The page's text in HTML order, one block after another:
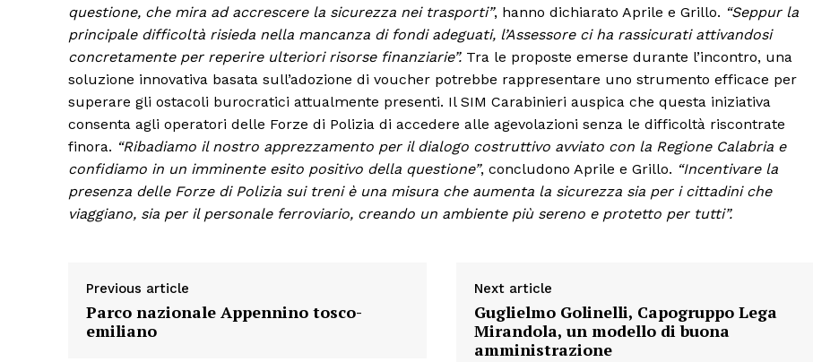
questione, che mira ad accrescere la sicurezza nei trasporti”, hanno dichiarato Aprile e Grillo. “Seppur la
principale difficoltà risieda nella mancanza di fondi adeguati, l’Assessore ci ha rassicurati attivandosi
concretamente per reperire ulteriori risorse finanziarie”. Tra le proposte emerse durante l’incontro, una
soluzione innovativa basata sull’adozione di voucher potrebbe rappresentare uno strumento efficace per
superare gli ostacoli burocratici attualmente presenti. Il SIM Carabinieri auspica che questa iniziativa
consenta agli operatori delle Forze di Polizia di accedere alle agevolazioni senza le difficoltà riscontrate
finora. “Ribadiamo il nostro apprezzamento per il dialogo costruttivo avviato con la Regione Calabria e
confidiamo in un imminente esito positivo della questione”, concludono Aprile e Grillo. “Incentivare la
presenza delle Forze di Polizia sui treni è una misura che aumenta la sicurezza sia per i cittadini che
viaggiano, sia per il personale ferroviario, creando un ambiente più sereno e protetto per tutti”.
Previous article
Parco nazionale Appennino tosco-
emiliano
Next article
Guglielmo Golinelli, Capogruppo Lega
Mirandola, un modello di buona
amministrazione